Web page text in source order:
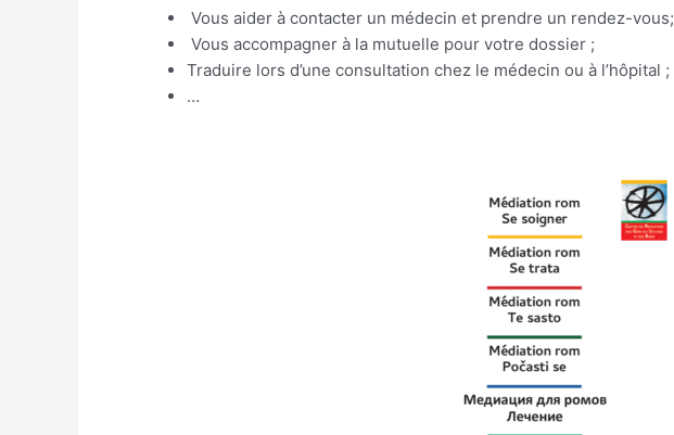
Vous aider à contacter un médecin et prendre un rendez-vous;
Vous accompagner à la mutuelle pour votre dossier ;
Traduire lors d’une consultation chez le médecin ou à l’hôpital ;
…